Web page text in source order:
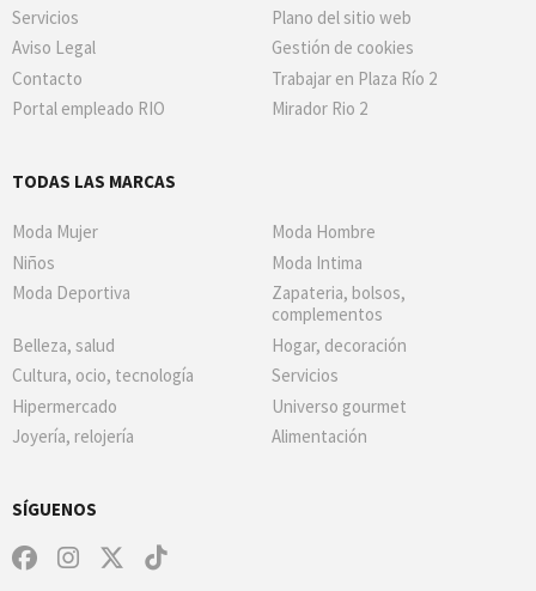
Servicios
Plano del sitio web
Aviso Legal
Gestión de cookies
Contacto
Trabajar en Plaza Río 2
Portal empleado RIO
Mirador Rio 2
TODAS LAS MARCAS
Moda Mujer
Moda Hombre
Niños
Moda Intima
Moda Deportiva
Zapateria, bolsos,
complementos
Belleza, salud
Hogar, decoración
Cultura, ocio, tecnología
Servicios
Hipermercado
Universo gourmet
Joyería, relojería
Alimentación
SÍGUENOS